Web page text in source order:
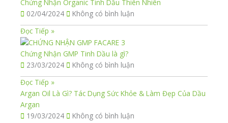
Chứng Nhận Organic Tinh Dầu Thiên Nhiên
02/04/2024
Không có bình luận
Đọc Tiếp »
Chứng Nhận GMP Tinh Dầu là gì?
23/03/2024
Không có bình luận
Đọc Tiếp »
Argan Oil Là Gì? Tác Dụng Sức Khỏe & Làm Đẹp Của Dầu
Argan
19/03/2024
Không có bình luận